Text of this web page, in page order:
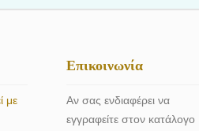
με
Επικοινωνία
Αν σας ενδιαφέρει να
εγγραφείτε στον κατάλογο